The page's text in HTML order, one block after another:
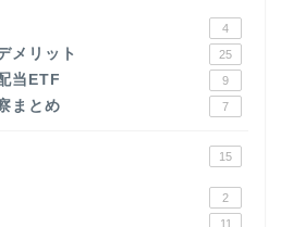
4
メリット 25
当ETF 9
まとめ 7
15
2
11